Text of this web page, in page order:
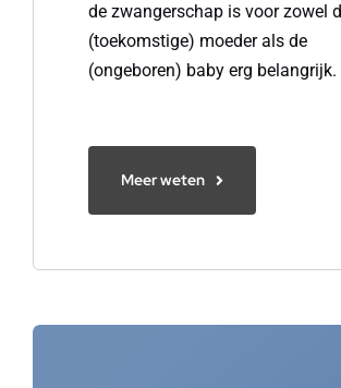
de zwangerschap is voor zowel
(toekomstige) moeder als de
(ongeboren) baby erg belangrijk.
Meer weten